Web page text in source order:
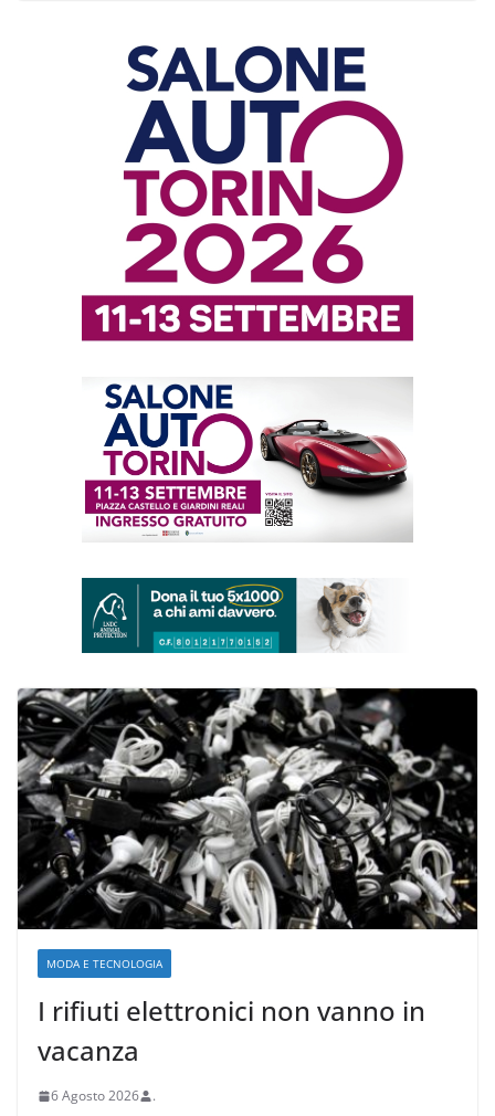
MODA E TECNOLOGIA
I rifiuti elettronici non vanno in
vacanza
6 Agosto 2026 .